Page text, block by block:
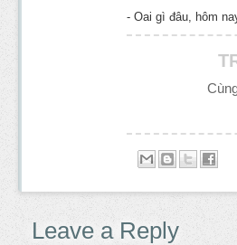
- Oai gì đâu, hôm
Leave a Reply